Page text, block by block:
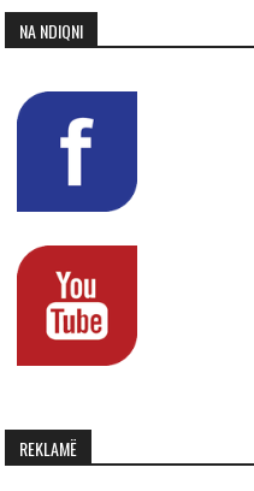
NA NDIQNI
REKLAMË